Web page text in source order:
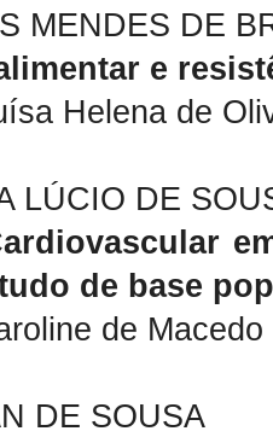
MENDES DE
e
Helena de
LÚCIO DE
de base
de
DE SOUSA